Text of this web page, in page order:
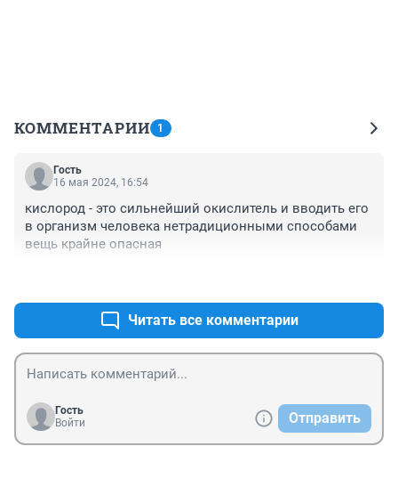
КОММЕНТАРИИ 1
Гость
16 мая 2024, 16:54
кислород - это сильнейший окислитель и вводить его
в организм человека нетрадиционными способами
вещь крайне опасная
Читать все комментарии
Гость
Войти
Отправить